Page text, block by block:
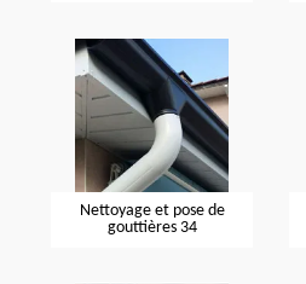
Nettoyage et pose de
gouttières 34